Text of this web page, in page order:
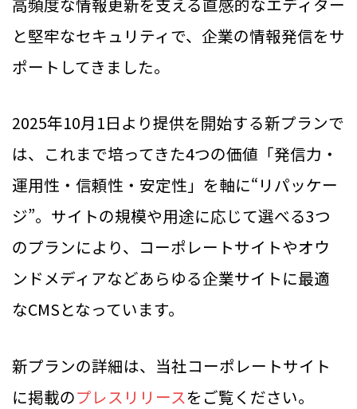
と堅牢なセキュリティで、企業の情報発信をサ
ポートしてきました。
2025年10月1日より提供を開始する新プランで
は、これまで培ってきた4つの価値「発信力・
運用性・信頼性・安定性」を軸に“リパッケー
ジ”。サイトの規模や用途に応じて選べる3つ
のプランにより、コーポレートサイトやオウ
ンドメディアなどあらゆる企業サイトに最適
なCMSとなっています。
新プランの詳細は、当社コーポレートサイト
に掲載のプレスリリースをご覧ください。